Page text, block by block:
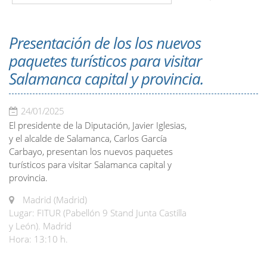
Presentación de los los nuevos
paquetes turísticos para visitar
Salamanca capital y provincia.
24/01/2025
El presidente de la Diputación, Javier Iglesias,
y el alcalde de Salamanca, Carlos García
Carbayo, presentan los nuevos paquetes
turísticos para visitar Salamanca capital y
provincia.
Madrid (Madrid)
Lugar: FITUR (Pabellón 9 Stand Junta Castilla
y León). Madrid
Hora: 13:10 h.